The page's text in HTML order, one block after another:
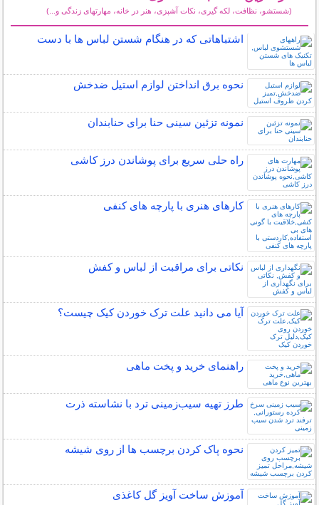
(شستشو، نظافت، لکه گیری، نکات آشپزی، هنر در خانه، مهارتهای زندگی و...)
اشتباهاتی که در هنگام شستن لباس ها با دست
نحوه برق انداختن لوازم استیل ضدخش
نمونه تزئین سینی حنا برای حنابندان
راه حلی سریع برای پوشاندن درز کاشی
کارهای هنری با پارچه های کنفی
نکاتی برای مراقبت از لباس و کفش
آیا می دانید علت ترک خوردن کیک چیست؟
راهنمای خرید و پخت ماهی
طرز تهیه سیب‌زمینی ترد با نشاسته ذرت
نحوه پاک کردن برچسب ها از روی شیشه
آموزش ساخت آویز گل کاغذی